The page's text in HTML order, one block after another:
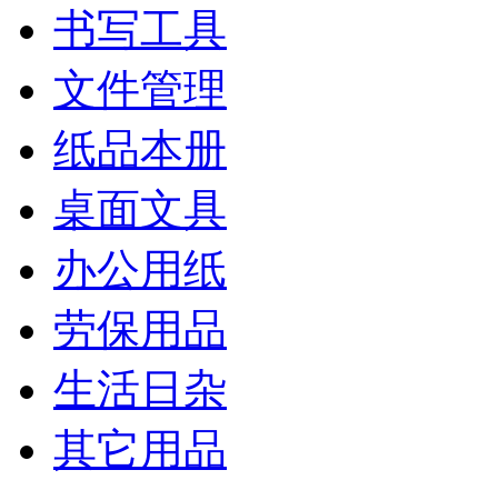
书写工具
文件管理
纸品本册
桌面文具
办公用纸
劳保用品
生活日杂
其它用品